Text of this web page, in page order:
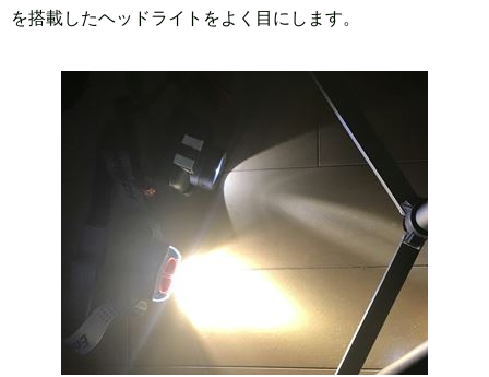
を搭載したヘッドライトをよく目にします。